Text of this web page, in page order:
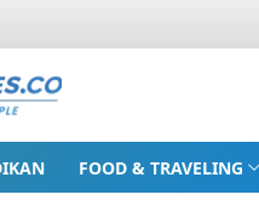
FOOD & TRAVELING